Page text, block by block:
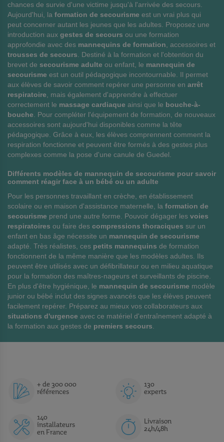
chances de survie d'une victime jusqu'à l'arrivée des secours.
Aujourd'hui, la formation de secourisme est un vrai plus qui
peut concerner autant les jeunes que les adultes. Proposez une
introduction aux gestes de secours ou une formation
approfondie avec des mannequins de formation , accessoires et
trousses de secours . Destiné à la formation et l'obtention du
brevet de secourisme adulte ou enfant, le mannequin de
secourisme est un outil pédagogique incontournable. Il permet
aux élèves de savoir comment repérer une personne en arrêt
respiratoire , mais également d'apprendre à effectuer
correctement le massage cardiaque ainsi que le bouche-à-
bouche . Pour compléter l'équipement de formation, de nouveaux
accessoires sont aujourd'hui disponibles comme la tête
pédagogique. Grâce à eux, les élèves comprennent comment la
respiration fonctionne et peuvent être formés à des gestes plus
complexes comme la pose d'une canule de Guedel.
Différents modèles de mannequin de secourisme pour savoir
comment réagir face à un bébé ou un adulte
Pour les personnes travaillant en crèche, en établissement
scolaire ou en maison d'assistance maternelle, la formation de
secourisme prend une autre forme. Pouvoir dégager les voies
respiratoires ou faire des compressions thoraciques sur un
enfant en bas âge nécessite un mannequin de secourisme
adapté. Très réalistes, ces petits mannequins de formation
fonctionnent de la même manière que les modèles adultes. Ils
peuvent être utilisés avec un défibrillateur ou en milieu aquatique
pour la formation des maîtres-nageurs et surveillants de piscine.
En plus d'être hygiénique, le mannequin de secourisme modèle
junior ou bébé inclut des signes avancés que les élèves peuvent
facilement repérer. Préparez au mieux vos collaborateurs aux
situations d'urgence avec ce matériel d'entraînement adapté à
la formation aux gestes de premiers secours
+ de 300 000
références
130
experts
140
installateurs
en France
Livraison
24h/48h